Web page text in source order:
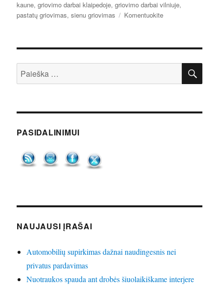
kaune,griovimo darbai klaipedoje,griovimo darbai vilniuje,
pastatų griovimas,sienu griovimas Komentuokiteįrašą
ir
kaina
Ieškoti:
PASIDALINIMUI
NAUJAUSI ĮRAŠAI
Automobilių supirkimas dažnai naudingesnis nei
privatus pardavimas
Nuotraukos spauda ant drobės šiuolaikiškame interjere